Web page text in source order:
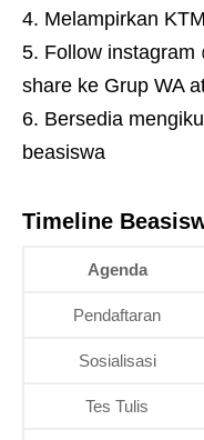
Melampirkan KTM
Follow instagram
share ke Grup WA
Bersedia
beasiswa
Timeline
Agenda
Pendaftaran
Sosialisasi
Tes Tulis